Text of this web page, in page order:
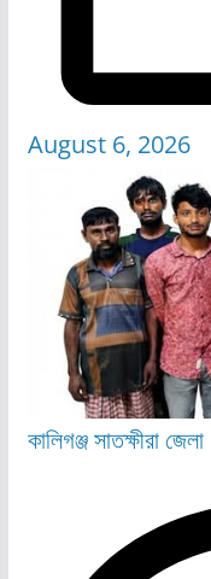
August 6, 2026
কালিগঞ্জসাতক্ষীরা জেলা